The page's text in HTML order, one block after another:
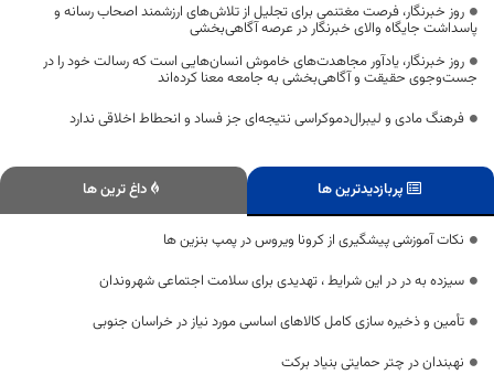
روز خبرنگار، فرصت مغتنمی برای تجلیل از تلاش‌های ارزشمند اصحاب رسانه و
پاسداشت جایگاه والای خبرنگار در عرصه آگاهی‌بخشی
روز خبرنگار، یادآور مجاهدت‌های خاموش انسان‌هایی است که رسالت خود را در
جست‌وجوی حقیقت و آگاهی‌بخشی به جامعه معنا کرده‌اند
فرهنگ مادی و لیبرال‌دموکراسی نتیجه‌ای جز فساد و انحطاط اخلاقی ندارد
پربازدیدترین ها داغ ترین ها
نکات آموزشی پیشگیری از کرونا ویروس در پمپ بنزین ها
سیزده به در در این شرایط ، تهدیدی برای سلامت اجتماعی شهروندان
تأمین و ذخیره سازی کامل کالاهای اساسی مورد نیاز در خراسان جنوبی
نهبندان در چتر حمایتی بنیاد برکت